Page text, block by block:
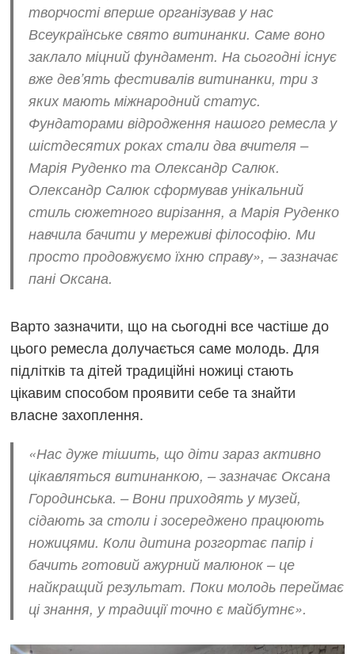
творчості вперше організував у нас
Всеукраїнське свято витинанки. Саме воно
заклало міцний фундамент. На сьогодні існує
вже дев’ять фестивалів витинанки, три з
яких мають міжнародний статус.
Фундаторами відродження нашого ремесла у
шістдесятих роках стали два вчителя –
Марія Руденко та Олександр Салюк.
Олександр Салюк сформував унікальний
стиль сюжетного вирізання, а Марія Руденко
навчила бачити у мереживі філософію. Ми
просто продовжуємо їхню справу», – зазначає
пані Оксана.
Варто зазначити, що на сьогодні все частіше до
цього ремесла долучається саме молодь. Для
підлітків та дітей традиційні ножиці стають
цікавим способом проявити себе та знайти
власне захоплення.
«Нас дуже тішить, що діти зараз активно
цікавляться витинанкою, – зазначає Оксана
Городинська. – Вони приходять у музей,
сідають за столи і зосереджено працюють
ножицями. Коли дитина розгортає папір і
бачить готовий ажурний малюнок – це
найкращий результат. Поки молодь переймає
ці знання, у традиції точно є майбутнє».